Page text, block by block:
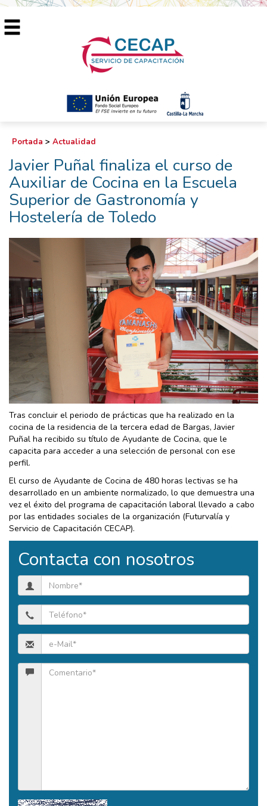
Portada > Actualidad
Javier Puñal finaliza el curso de
Auxiliar de Cocina en la Escuela
Superior de Gastronomía y
Hostelería de Toledo
Tras concluir el periodo de prácticas que ha realizado en la
cocina de la residencia de la tercera edad de Bargas, Javier
Puñal ha recibido su título de Ayudante de Cocina, que le
capacita para acceder a una selección de personal con ese
perfil.
El curso de Ayudante de Cocina de 480 horas lectivas se ha
desarrollado en un ambiente normalizado, lo que demuestra una
vez el éxito del programa de capacitación laboral llevado a cabo
por las entidades sociales de la organización (Futurvalía y
Servicio de Capacitación CECAP).
Contacta con nosotros